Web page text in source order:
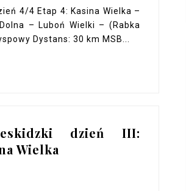
4/4 Etap 4: Kasina Wielka –
– Luboń Wielki – (Rabka
Dystans: 30 km MSB...
dzień III:
Wielka